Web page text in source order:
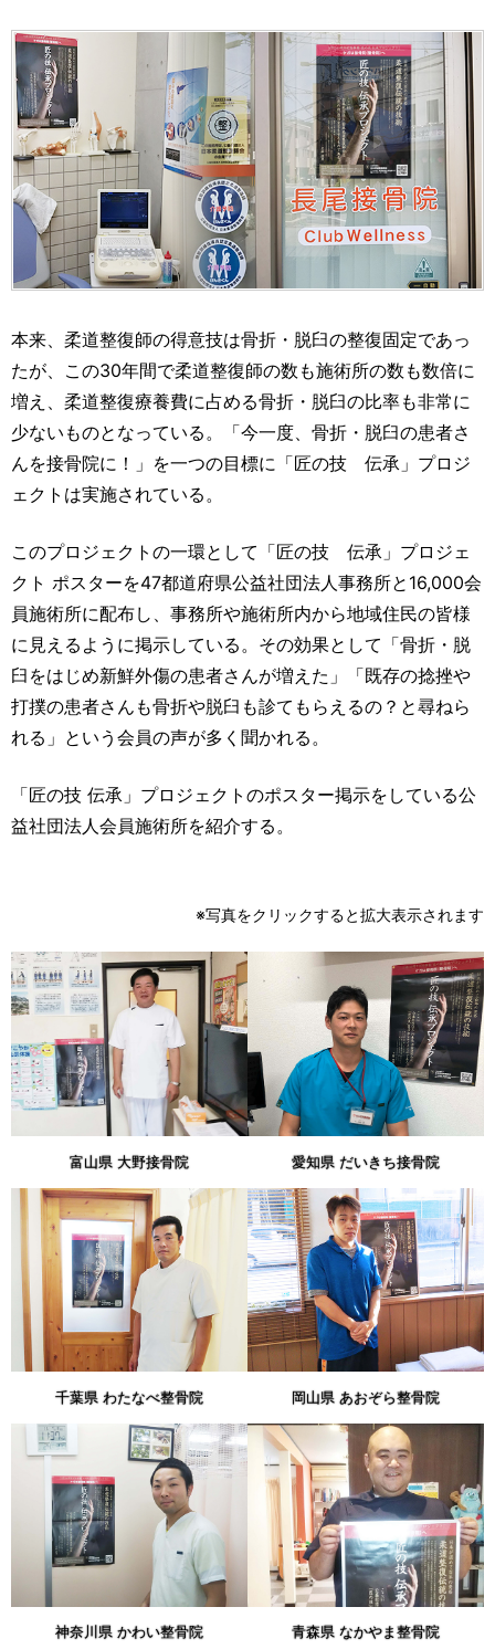
本来、柔道整復師の得意技は骨折・脱臼の整復固定であっ
たが、この30年間で柔道整復師の数も施術所の数も数倍に
増え、柔道整復療養費に占める骨折・脱臼の比率も非常に
少ないものとなっている。「今一度、骨折・脱臼の患者さ
んを接骨院に！」を一つの目標に「匠の技 伝承」プロジ
ェクトは実施されている。
このプロジェクトの一環として「匠の技 伝承」プロジェ
クト ポスターを47都道府県公益社団法人事務所と16,000会
員施術所に配布し、事務所や施術所内から地域住民の皆様
に見えるように掲示している。その効果として「骨折・脱
臼をはじめ新鮮外傷の患者さんが増えた」「既存の捻挫や
打撲の患者さんも骨折や脱臼も診てもらえるの？と尋ねら
れる」という会員の声が多く聞かれる。
「匠の技 伝承」プロジェクトのポスター掲示をしている公
益社団法人会員施術所を紹介する。
※写真をクリックすると拡大表示されます
富山県 大野接骨院 愛知県 だいきち接骨院
千葉県 わたなべ整骨院 岡山県 あおぞら整骨院
神奈川県 かわい整骨院 青森県 なかやま整骨院